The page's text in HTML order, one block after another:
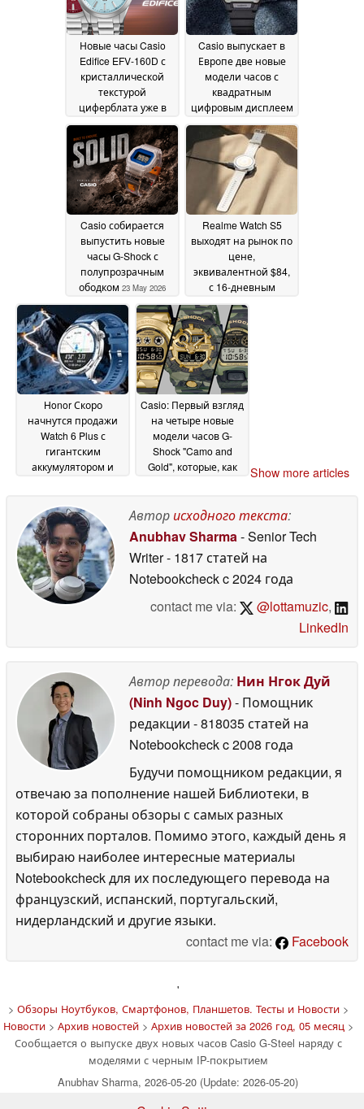
Новые часы Casio
Edifice EFV-160D с
кристаллической
текстурой
циферблата уже в
пути23 May 2026
Casio выпускает в
Европе две новые
модели часов с
квадратным
цифровым дисплеем
23 May 2026
Casio собирается
выпустить новые
часы G-Shock с
полупрозрачным
ободком 23 May 2026
Realme Watch S5
выходят на рынок по
цене,
эквивалентной $84,
с 16-дневным
временем работы
May 2026
Honor Скоро
начнутся продажи
Watch 6 Plus с
гигантским
аккумулятором и
22 May 2026
Casio: Первый взгляд
на четыре новые
модели часов G-
Shock "Camo and
Gold", которые, как
May 2026
Show more articles
Авторисходного текста:
Anubhav Sharma- Senior Tech
Writer- 1817 статей на
Notebookcheckc 2024 года
contact me via:
@lottamuzic,
LinkedIn
Автор перевода: Нин Нгок Дуй
(Ninh Ngoc Duy)- Помощник
редакции - 818035 статей на
Notebookcheckc 2008 года
Будучи помощником редакции, я
отвечаю за пополнение нашей Библиотеки, в
которой собраны обзоры с самых разных
сторонних порталов. Помимо этого, каждый день я
выбираю наиболее интересные материалы
Notebookcheck для их последующего перевода на
французский, испанский, португальский,
нидерландский и другие языки.
contact me via:
Facebook
'
> Обзоры Ноутбуков, Смартфонов, Планшетов. Тесты и Новости>
Новости> Архив новостей> Архив новостей за 2026 год, 05 месяц>
Сообщается о выпуске двух новых часов Casio G-Steel наряду с
моделями с черным IP-покрытием
Anubhav Sharma, 2026-05-20 (Update: 2026-05-20)